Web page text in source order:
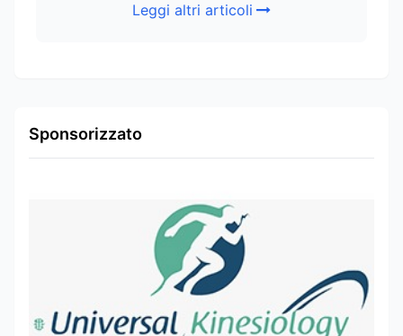
Leggi altri articoli
Sponsorizzato